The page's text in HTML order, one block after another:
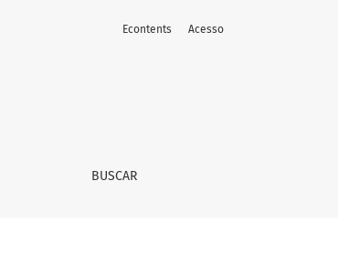
BUSCAR
Econtents Acesso